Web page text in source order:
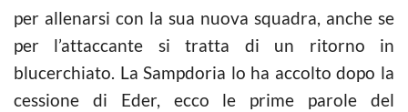
per allenarsi con la sua nuova squadra, anche se
per l’attaccante si tratta di un ritorno in
blucerchiato. La Sampdoria lo ha accolto dopo la
cessione di Eder, ecco le prime parole del